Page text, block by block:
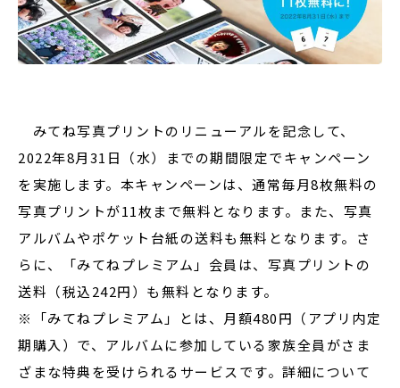
みてね写真プリントのリニューアルを記念して、
2022年8月31日（水）までの期間限定でキャンペーン
を実施します。本キャンペーンは、通常毎月8枚無料の
写真プリントが11枚まで無料となります。また、写真
アルバムやポケット台紙の送料も無料となります。さ
らに、「みてねプレミアム」会員は、写真プリントの
送料（税込242円）も無料となります。
※「みてねプレミアム」とは、月額480円（アプリ内定
期購入）で、アルバムに参加している家族全員がさま
ざまな特典を受けられるサービスです。詳細について